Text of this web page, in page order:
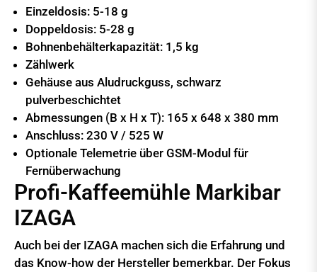
Einzeldosis: 5-18 g
Doppeldosis: 5-28 g
Bohnenbehälterkapazität: 1,5 kg
Zählwerk
Gehäuse aus Aludruckguss, schwarz
pulverbeschichtet
Abmessungen (B x H x T): 165 x 648 x 380 mm
Anschluss: 230 V / 525 W
Optionale Telemetrie über GSM-Modul für
Fernüberwachung
Profi-Kaffeemühle Markibar
IZAGA
Auch bei der IZAGA machen sich die Erfahrung und
das Know-how der Hersteller bemerkbar. Der Fokus